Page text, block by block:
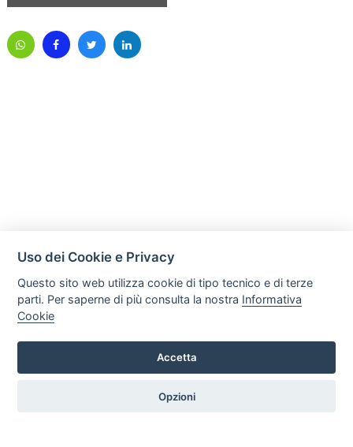
Mobili Di Palma
Via di Ogliara 89, 84135, Salerno
Tel. +39 089281193 / +39 3358372617 Email:
Uso dei Cookie e Privacy
Questo sito web utilizza cookie di tipo tecnico e di terze
parti. Per saperne di più consulta la nostra Informativa
Cookie
Accetta
Opzioni